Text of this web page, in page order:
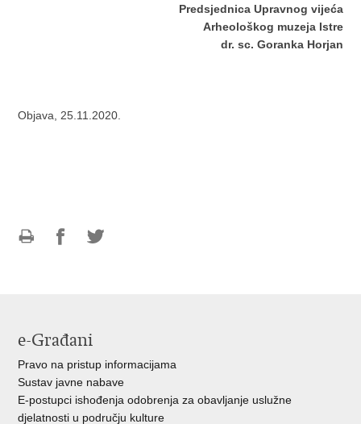
Predsjednica Upravnog vijeća
Arheološkog muzeja Istre
dr. sc. Goranka Horjan
Objava, 25.11.2020.
e-Građani
Pravo na pristup informacijama
Sustav javne nabave
E-postupci ishođenja odobrenja za obavljanje uslužne
djelatnosti u području kulture